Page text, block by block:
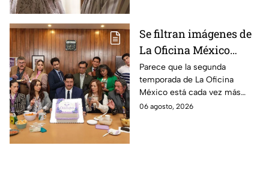
Se filtran imágenes de
La Oficina México
temporada 2 y un
detalle desata teorías
entre los fans
Parece que la segunda
temporada de La Oficina
México está cada vez más
cerca, pues el elenco ya se
06 agosto, 2026